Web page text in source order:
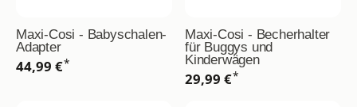
Maxi-Cosi - Babyschalen-
Adapter
44,99 €*
Maxi-Cosi - Becherhalter
für Buggys und
Kinderwägen
29,99 €*